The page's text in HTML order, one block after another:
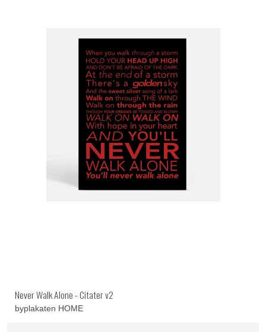
Never Walk Alone - Citater v2
byplakaten HOME